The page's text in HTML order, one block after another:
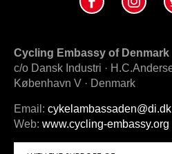
Cycling Embassy of Denmark
c/o Dansk Industri ·
København V · Denmark
Email: cykelambassaden@di.dk
Web: www.cycling-embassy.org